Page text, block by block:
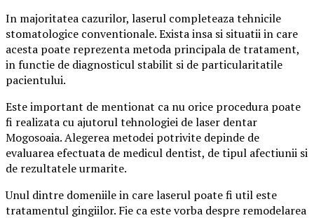
In majoritatea cazurilor, laserul completeaza tehnicile
stomatologice conventionale. Exista insa si situatii in care
acesta poate reprezenta metoda principala de tratament,
in functie de diagnosticul stabilit si de particularitatile
pacientului.
Este important de mentionat ca nu orice procedura poate
fi realizata cu ajutorul tehnologiei de laser dentar
Mogosoaia. Alegerea metodei potrivite depinde de
evaluarea efectuata de medicul dentist, de tipul afectiunii si
de rezultatele urmarite.
Unul dintre domeniile in care laserul poate fi util este
tratamentul gingiilor. Fie ca este vorba despre remodelarea